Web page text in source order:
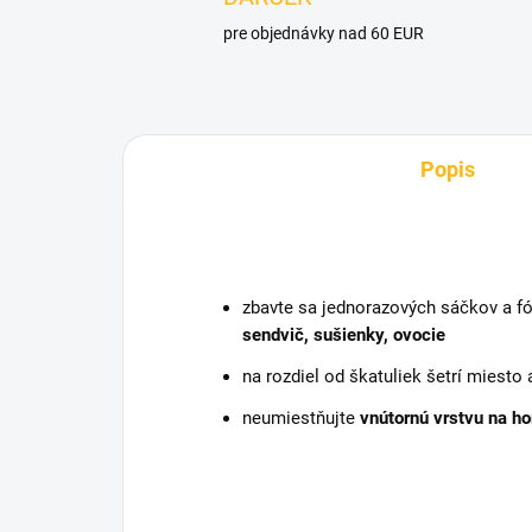
pre objednávky nad 60 EUR
Popis
zbavte sa jednorazových sáčkov a
sendvič, sušienky, ovocie
na rozdiel od škatuliek šetrí miesto
neumiestňujte vnútornú vrstvu na